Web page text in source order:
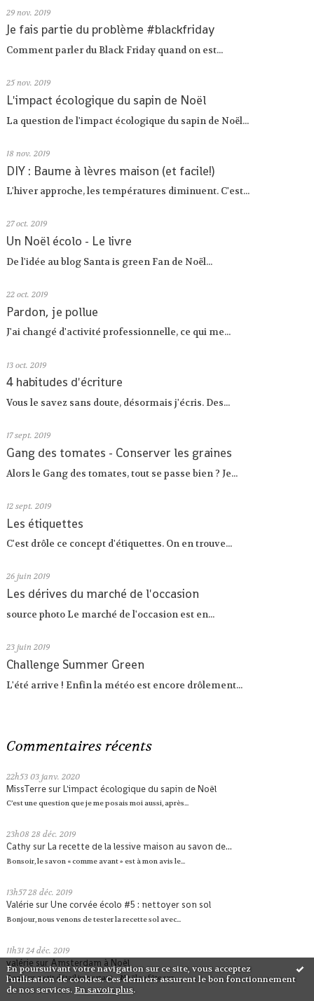
En poursuivant votre navigation sur ce site, vous acceptez
l'utilisation de cookies. Ces derniers assurent le bon fonctionnement
de nos services. En savoir plus.
29 nov. 2019
Je fais partie du problème #blackfriday
Comment parler du Black Friday quand on est...
25 nov. 2019
L'impact écologique du sapin de Noël
La question de l'impact écologique du sapin de Noël...
18 nov. 2019
DIY : Baume à lèvres maison (et facile!)
L'hiver approche, les températures diminuent. C'est...
27 oct. 2019
Un Noël écolo - Le livre
De l'idée au blog Santa is green Fan de Noël...
22 oct. 2019
Pardon, je pollue
J'ai changé d'activité professionnelle, ce qui me...
13 oct. 2019
4 habitudes d'écriture
Vous le savez sans doute, désormais j'écris. Des...
17 sept. 2019
Gang des tomates - Conserver les graines
Alors le Gang des tomates, tout se passe bien ? Je...
12 sept. 2019
Les étiquettes
C'est drôle ce concept d'étiquettes. On en trouve...
26 juin 2019
Les dérives du marché de l'occasion
source photo Le marché de l'occasion est en...
23 juin 2019
Challenge Summer Green
L'été arrive ! Enfin la météo est encore drôlement...
Commentaires récents
22h53 03 janv. 2020
MissTerresurL'impact écologique du sapin de Noël
C’est une question que je me posais moi aussi, après...
23h08 28 déc. 2019
Cathy surLa recette de la lessive maison au savon de...
Bonsoir, le savon « comme avant » est à mon avis le...
13h57 28 déc. 2019
ValériesurUne corvée écolo #5 : nettoyer son sol
Bonjour, nous venons de tester la recette sol avec...
11h31 24 déc. 2019
valérie sur Amsterdam à Noël
Bonjour, petit détail important ... Noël se fête sur...